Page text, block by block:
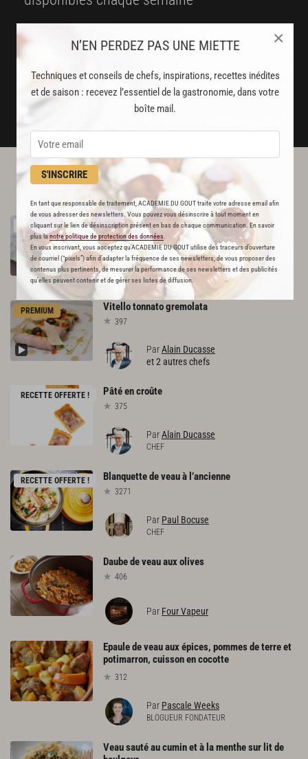
N’EN PERDEZ PAS UNE MIETTE
Techniques et conseils de chefs, inspirations, recettes inédites
et de saison : recevez l’essentiel de la gastronomie, dans votre
boîte mail.
S'INSCRIRE
En tant que responsable de traitement, ACADEMIE DU GOUT traite votre adresse email afin
de vous adresser des newsletters. Vous pouvez vous désinscrire à tout moment en
cliquant sur le lien de désinscription présent en bas de chaque communication. En savoir
plus lanotre politique de protection des données
En vous inscrivant, vous acceptez qu'ACADEMIE DU GOUT utilise des traceurs d’ouverture
de courriel (“pixels”) afin d’adapter la fréquence de ses newsletters, de vous proposer des
contenus plus pertinents, de mesurer la performance de ses newsletters et des publicités
qu’elles peuvent contenir et de gérer ses listes de diffusion.
×
un service garanti sans publicité
JE M'ABONNE
L'ACADÉMIE DU GOÛT VOUS
RECOMMANDE
RECETTE OFFERTE ! Sautédeveau auxolives commeen Corse
573
Par Académie du Goût
LA RÉDACTION
PREMIUM Vitellotonnatogremolata
397
ParAlain Ducasse
et 2 autres chefs
RECETTE OFFERTE ! Pâtéencroûte
375
ParAlain Ducasse
CHEF
RECETTE OFFERTE ! Blanquettedeveauà l’ancienne
3271
Par Paul Bocuse
CHEF
Daubedeveauauxolives
406
Par Four Vapeur
Epaule de veau aux épices, pommes de terre et
potimarron, cuisson en cocotte
312
Par Pascale Weeks
BLOGUEUR FONDATEUR
Veau sauté au cumin et à la menthe sur lit de